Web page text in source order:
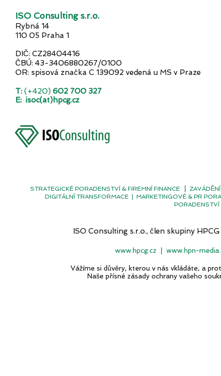
finance i dobré jméno.
ISO Consulting s.r.o.
Rybná 14
110 05 Praha 1
DIČ: CZ28404416
ČBÚ: 43-3406880267/0100
OR: spisová značka C 139092 vedená u MS v Praze
T: (+420) 602 700 327
E: isoc(at)hpcg.cz
STRATEGICKÉ PORADENSTVÍ & FIREMNÍ FINANCE
DIGITÁLNÍ TRANSFORMACE | MARKETINGOVÉ & PR
ISO Consulting s.r.o., člen skupiny
www.hpcg.cz www.hpn-
Vážíme si důvěry, kterou v nás vkládáte, a
Naše přísné zásady ochrany vašeho